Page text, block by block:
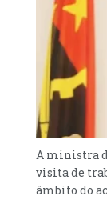
debate,
sector,
troca de
parceria.
POR:
A ministra
visita de
âmbito do